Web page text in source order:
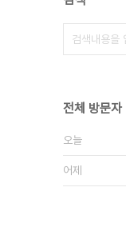
전체 방문자
오늘
어제